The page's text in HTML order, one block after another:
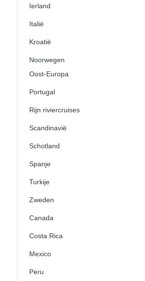
Ierland
Italië
Kroatië
Noorwegen
Oost-Europa
Portugal
Rijn riviercruises
Scandinavië
Schotland
Spanje
Turkije
Zweden
Canada
Costa Rica
Mexico
Peru